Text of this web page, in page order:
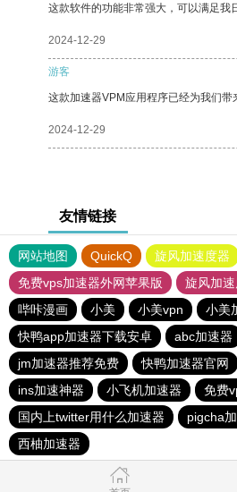
这款软件的功能非常强大，可以满足我
2024-12-29
游客
这款加速器VPM应用程序已经为我们带
2024-12-29
友情链接
网站地图 QuickQ 旋风加速度器
免费vps加速器外网苹果版
旋风加
哔咔漫画
小美 小美vpn 小美
快鸭app加速器下载安卓
abc加速器
jm加速器推荐免费
快鸭加速器官网
ins加速神器
小飞机加速器 免费
国内上twitter用什么加速器
pigcha
西柚加速器